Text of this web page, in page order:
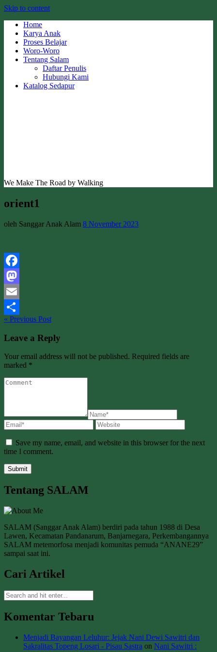
Skip to content
Home
Karya Anak
Proses Belajar
Woro-Woro
Tentang Salam
Daftar Penulis
Hubungi Kami
Katalog Sedapur
We Make The Road by Walking
orient1
oleh Sanggar Anak Alam 8 November 2023
Facebook
Mastodon
Email
Share
« Previous Post
Leave a Reply
Your email address will not be published. Required fields are
marked *
Save my name, email, and website in this browser for the next
time I comment.
Tentang SALAM
SALAM (Sanggar Anak Alam) berdiri pada tahun 1988 di Desa
Lawen, Kecamatan Pandanarum, Banjarnegara, Perkembangannya
SALAM metemorfosa menjadi komunitas pemuda “ANANE29”
sampai saat ini.
Cari Artikel
Komentar Tebaru
Menjadi Bayangan Leluhur: Jejak Nani Dewi Sawitri dan
Sakralitas Topeng Losari - Pisau Sastra on Nani Sawitri :